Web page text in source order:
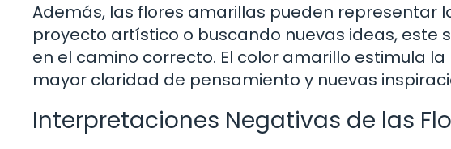
Además, las flores amarillas pueden representar
proyecto artístico o buscando nuevas ideas, este
en el camino correcto. El color amarillo estimula
mayor claridad de pensamiento y nuevas
Interpretaciones Negativas de las